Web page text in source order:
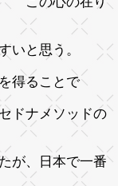
いと思う。
得ることで
ドナメソッドの
が、日本で一番